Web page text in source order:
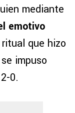
mediante
emotivo
que hizo
impuso
0.